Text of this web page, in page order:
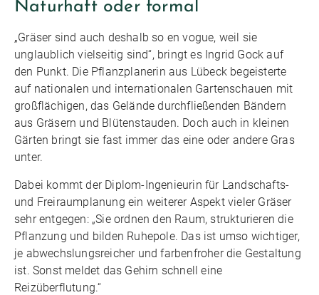
Naturhaft oder formal
„Gräser sind auch deshalb so en vogue, weil sie
unglaublich vielseitig sind“, bringt es Ingrid Gock auf
den Punkt. Die Pflanzplanerin aus Lübeck begeisterte
auf nationalen und internationalen Gartenschauen mit
großflächigen, das Gelände durchfließenden Bändern
aus Gräsern und Blütenstauden. Doch auch in kleinen
Gärten bringt sie fast immer das eine oder andere Gras
unter.
Dabei kommt der Diplom-Ingenieurin für Landschafts-
und Freiraumplanung ein weiterer Aspekt vieler Gräser
sehr entgegen: „Sie ordnen den Raum, strukturieren die
Pflanzung und bilden Ruhepole. Das ist umso wichtiger,
je abwechslungsreicher und farbenfroher die Gestaltung
ist. Sonst meldet das Gehirn schnell eine
Reizüberflutung.“